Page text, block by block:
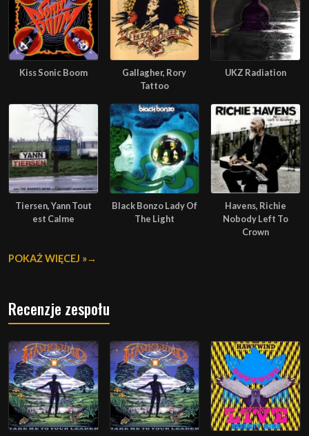
Kiss Sonic Boom
Gallagher, Rory
Tattoo
UKZ Radiation
Tiersen, Yann Tout
est Calme
Black Bonzo Lady Of
The Light
Havens, Richie
Nobody Left To
Crown
POKAŻ WIĘCEJ »
Recenzje zespołu